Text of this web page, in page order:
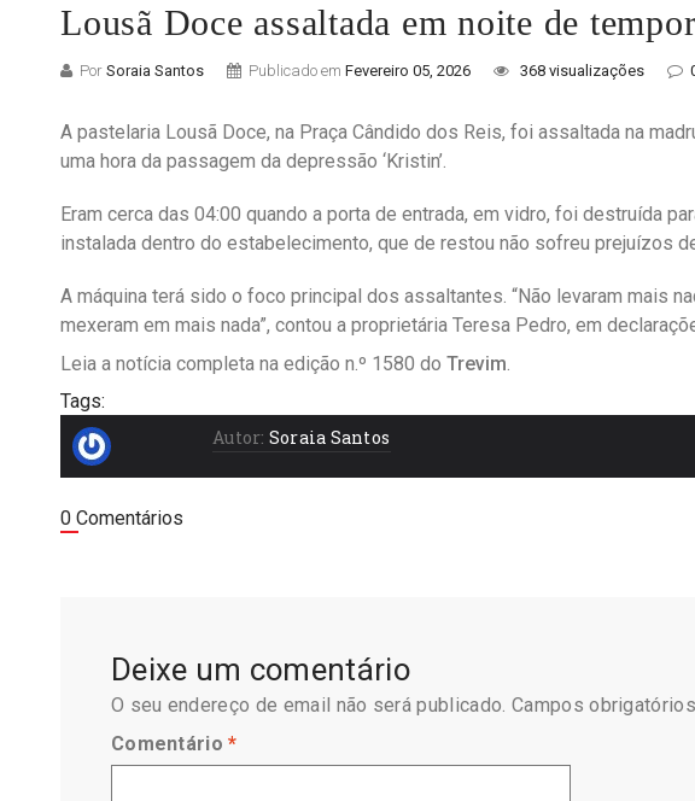
Lousã Doce assaltada em noite de
Por Soraia Santos Publicado em Fevereiro 05, 2026 368 visualizações
A pastelaria Lousã Doce, na Praça Cândido dos Reis, foi assaltada na
uma hora da passagem da depressão ‘Kristin’.
Eram cerca das 04:00 quando a porta de entrada, em vidro, foi destruída
instalada dentro do estabelecimento, que de restou não sofreu prejuízos
A máquina terá sido o foco principal dos assaltantes. “Não levaram mais
mexeram em mais nada”, contou a proprietária Teresa Pedro, em
Leia a notícia completa na edição n.º 1580 do Trevim.
Tags:
Autor: Soraia Santos
0 Comentários
Deixe um comentário
O seu endereço de email não será publicado. Campos
Comentário*